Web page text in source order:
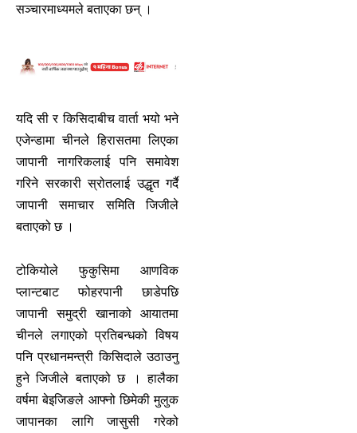
सञ्चारमाध्यमले बताएका छन् ।
यदि सी र किसिदाबीच वार्ता भयो भने
एजेन्डामा चीनले हिरासतमा लिएका
जापानी नागरिकलाई पनि समावेश
गरिने सरकारी स्रोतलाई उद्धृत गर्दै
जापानी समाचार समिति जिजीले
बताएको छ ।
टोकियोले फुकुसिमा आणविक
प्लान्टबाट फोहरपानी छाडेपछि
जापानी समुद्री खानाको आयातमा
चीनले लगाएको प्रतिबन्धको विषय
पनि प्रधानमन्त्री किसिदाले उठाउनु
हुने जिजीले बताएको छ । हालैका
वर्षमा बेइजिङले आफ्नो छिमेकी मुलुक
जापानका लागि जासुसी गरेको